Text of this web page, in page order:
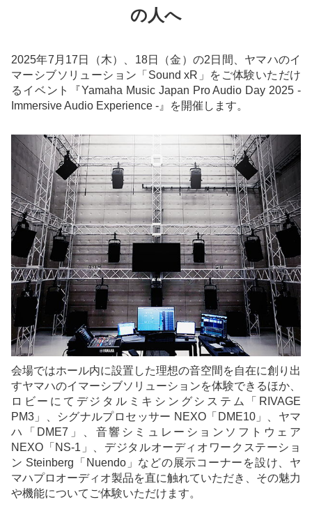
の人へ
2025年7月17日（木）、18日（金）の2日間、ヤマハのイ
マーシブソリューション「Sound xR」をご体験いただけ
るイベント『Yamaha Music Japan Pro Audio Day 2025 -
Immersive Audio Experience -』を開催します。
会場ではホール内に設置した理想の音空間を自在に創り出
すヤマハのイマーシブソリューションを体験できるほか、
ロビーにてデジタルミキシングシステム「RIVAGE
PM3」、シグナルプロセッサー NEXO「DME10」、ヤマ
ハ「DME7」、音響シミュレーションソフトウェア
NEXO「NS-1」、デジタルオーディオワークステーショ
ン Steinberg「Nuendo」などの展示コーナーを設け、ヤ
マハプロオーディオ製品を直に触れていただき、その魅力
や機能についてご体験いただけます。